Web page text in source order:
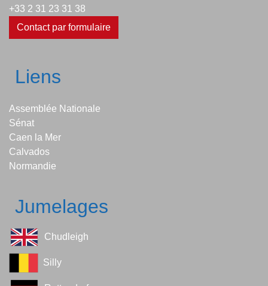
+33 2 31 23 31 38
Contact par formulaire
Liens
Assemblée Nationale
Sénat
Caen la Mer
Calvados
Normandie
Jumelages
Chudleigh
Silly